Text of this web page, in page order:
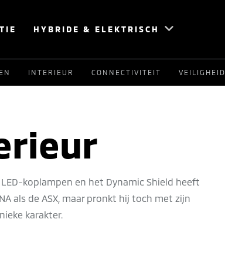
HYBRIDE & ELEKTRISCH
INTERIEUR CONNECTIVITEIT VEILIGHEID
koplampen en het Dynamic Shield heeft
als de ASX, maar pronkt hij toch met zijn
karakter.